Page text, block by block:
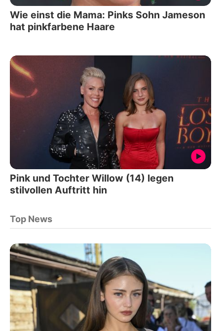
Wie einst die Mama: Pinks Sohn Jameson
hat pinkfarbene Haare
Pink und Tochter Willow (14) legen
stilvollen Auftritt hin
Top News